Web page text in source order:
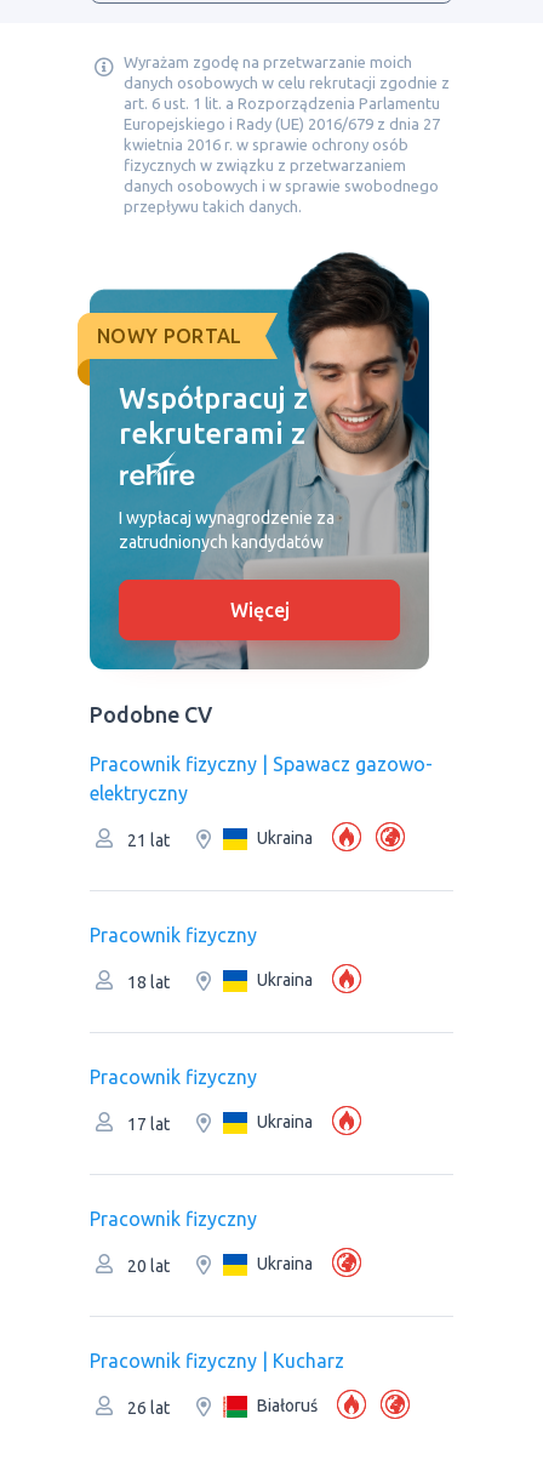
Wyrażam zgodę na przetwarzanie moich
danych osobowych w celu rekrutacji zgodnie z
art. 6 ust. 1 lit. a Rozporządzenia Parlamentu
Europejskiego i Rady (UE) 2016/679 z dnia 27
kwietnia 2016 r. w sprawie ochrony osób
fizycznych w związku z przetwarzaniem
danych osobowych i w sprawie swobodnego
przepływu takich danych.
NOWY PORTAL
Współpracuj z
rekruterami z
I wypłacaj wynagrodzenie za
zatrudnionych kandydatów
Więcej
Podobne CV
Pracownik fizyczny | Spawacz gazowo-
elektryczny
21 lat Ukraina
Pracownik fizyczny
18 lat Ukraina
Pracownik fizyczny
17 lat Ukraina
Pracownik fizyczny
20 lat Ukraina
Pracownik fizyczny | Kucharz
26 lat Białoruś